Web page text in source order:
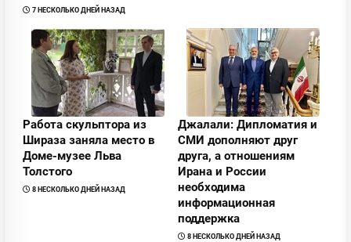
7 НЕСКОЛЬКО ДНЕЙ НАЗАД
Pабота скульптора из
Шираза заняла место в
Доме-музее Льва
Толстого
8 НЕСКОЛЬКО ДНЕЙ НАЗАД
Джалали: Дипломатия и
СМИ дополняют друг
друга, а отношениям
Ирана и Pоссии
необходима
информационная
поддержка
8 НЕСКОЛЬКО ДНЕЙ НАЗАД